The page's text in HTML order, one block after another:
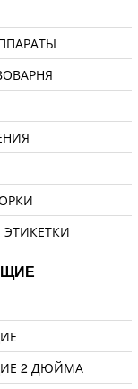
2 ДЮЙМА